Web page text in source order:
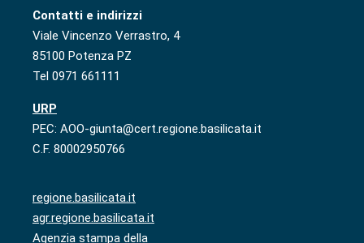
Contatti e indirizzi
Viale Vincenzo Verrastro, 4
85100 Potenza PZ
Tel 0971 661111
URP
PEC: AOO-giunta@cert.regione.basilicata.it
C.F. 80002950766
regione.basilicata.it
agr.regione.basilicata.it
Agenzia stampa della